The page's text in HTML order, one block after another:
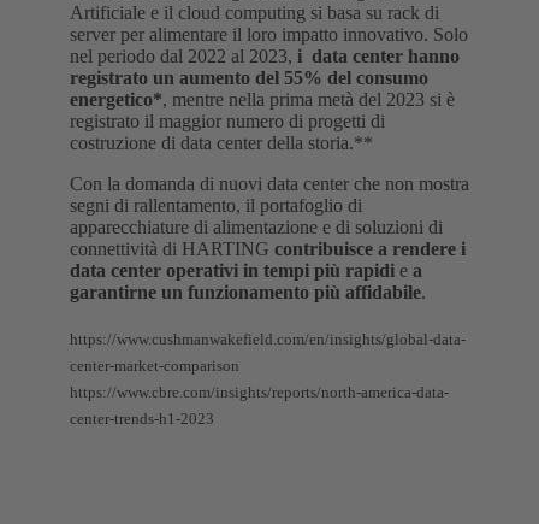
Artificiale e il cloud computing si basa su rack di
server per alimentare il loro impatto innovativo. Solo
nel periodo dal 2022 al 2023, i data center hanno
registrato un aumento del 55% del consumo
energetico*, mentre nella prima metà del 2023 si è
registrato il maggior numero di progetti di
costruzione di data center della storia.**
Con la domanda di nuovi data center che non mostra
segni di rallentamento, il portafoglio di
apparecchiature di alimentazione e di soluzioni di
connettività di HARTING contribuisce a rendere i
data center operativi in tempi più rapidi e a
garantirne un funzionamento più affidabile.
https://www.cushmanwakefield.com/en/insights/global-data-
center-market-comparison
https://www.cbre.com/insights/reports/north-america-data-
center-trends-h1-2023